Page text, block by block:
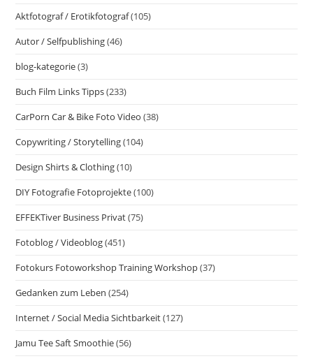
Learnings
Selbstständiger
Aktfotograf / Erotikfotograf(105)
Autor / Selfpublishing(46)
blog-kategorie(3)
Buch Film Links Tipps(233)
CarPorn Car & Bike Foto Video (38)
Copywriting / Storytelling(104)
Design Shirts & Clothing(10)
DIY Fotografie Fotoprojekte(100)
EFFEKTiver Business Privat(75)
Fotoblog / Videoblog(451)
Fotokurs Fotoworkshop Training Workshop(37)
Gedanken zum Leben (254)
Internet / Social Media Sichtbarkeit(127)
Jamu Tee Saft Smoothie(56)